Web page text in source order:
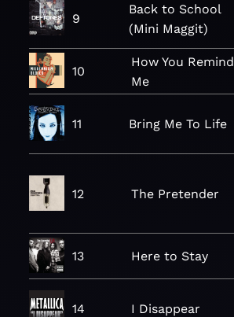
9
Back to School
(Mini Maggit)
10
How You Remind
Me
11 Bring Me To Life
12 The Pretender
13 Here to Stay
14 I Disappear